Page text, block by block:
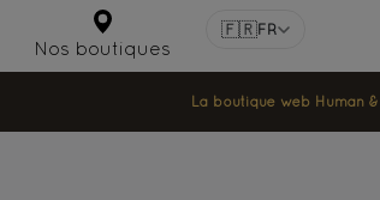
Nos boutiques
🇫🇷FR
La boutique web Human